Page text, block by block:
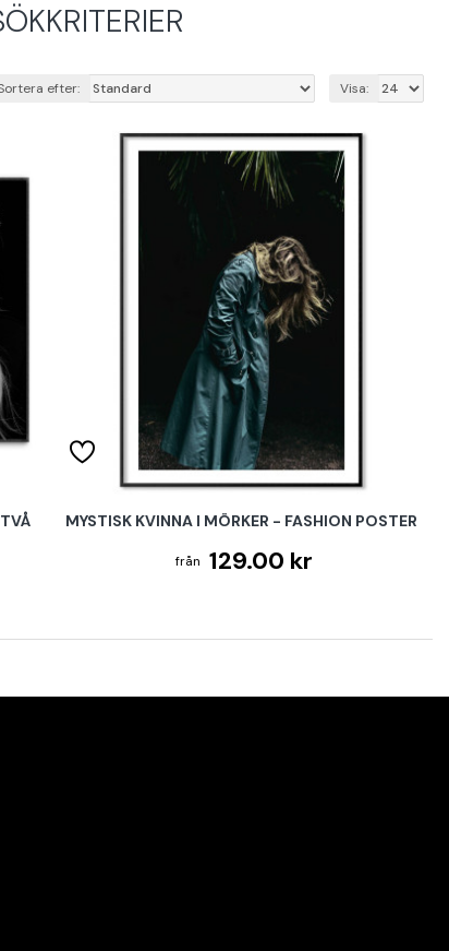
efter: Visa:
MYSTISK KVINNA I MÖRKER - FASHION POSTER
129.00 kr